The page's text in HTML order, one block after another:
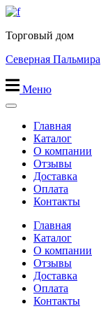
Перейти
содержимому
Торговый дом
Северная Пальмира
Меню
Главная
Каталог
О компании
Отзывы
Доставка
Оплата
Контакты
Главная
Каталог
О компании
Отзывы
Доставка
Оплата
Контакты